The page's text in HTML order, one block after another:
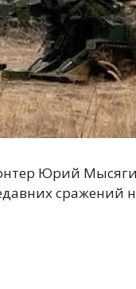
Юрий
сражений